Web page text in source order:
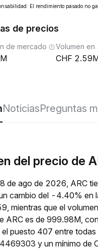
El rendimiento pasado no
de precios
de mercado Volumen en
NoticiasPreguntas
del precio de
de ago de 2026, ARC
cambio del -4.40% en
mientras que el
ARC es de 999.98M,
puesto 407 entre
y un mínimo de